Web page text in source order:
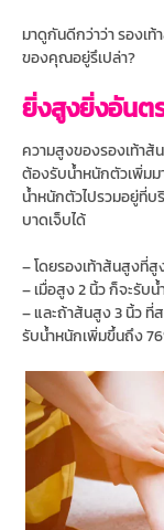
มาดูกันดีกว่าว่า รองเ
ของคุณอยู่รึเปล่า?
ยิ่งสูงยิ่งอันต
ความสูงของรองเท้าส้
ต้องรับน้ำหนักตัวเพิ่มม
น้ำหนักตัวไปรวมอยู่ที่บ
บาดเจ็บได้
– โดยรองเท้าส้นสูงที่สู
– เมื่อสูง 2 นิ้ว ก็จะรับ
– และถ้าส้นสูง 3 นิ้ว ที่
รับน้ำหนักเพิ่มขึ้นถึง